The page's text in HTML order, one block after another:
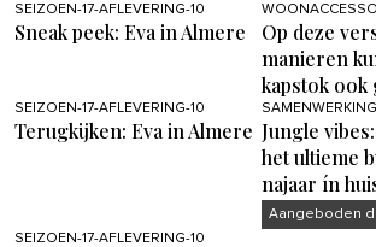
SEIZOEN-17-AFLEVERING-10
Sneak peek: Eva in Almere
Op deze
manieren
kapstok ook
SEIZOEN-17-AFLEVERING-10
Terugkijken: Eva in Almere
SAMENWERKING
Jungle
het ultieme
najaar ín
Aangeboden
SEIZOEN-17-AFLEVERING-10